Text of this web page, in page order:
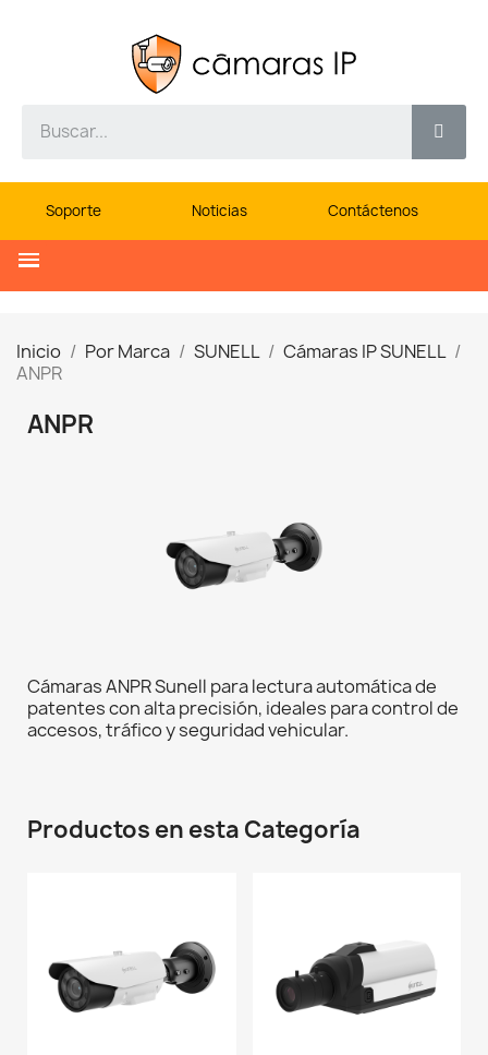
Soporte Noticias Contáctenos
Inicio Por Marca SUNELL
Cámaras IP SUNELL
ANPR
ANPR
Cámaras ANPR Sunell para lectura automática de
patentes con alta precisión, ideales para control de
accesos, tráfico y seguridad vehicular.
Productos en esta Categoría